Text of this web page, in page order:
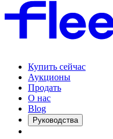
Купить сейчас
Аукционы
Продать
О нас
Blog
Руководства